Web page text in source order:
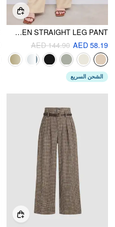
BELTED LINEN STRAIGHT LEG PANT
AED 58.19
AED 144.90
الشحن السريع